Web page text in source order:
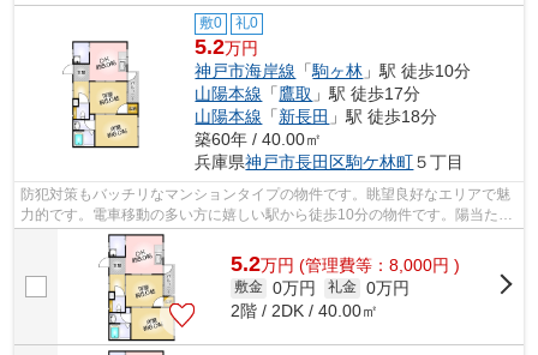
敷0 礼0
5.2万円
神戸市海岸線 「駒ヶ林 」駅 徒歩10分
山陽本線 「鷹取 」駅 徒歩17分
山陽本線 「新長田 」駅 徒歩18分
築60年 / 40.00㎡
兵庫県神戸市長田区駒ケ林町５丁目
防犯対策もバッチリなマンションタイプの物件です。眺望良好なエリアで魅
力的です。電車移動の多い方に嬉しい駅から徒歩10分の物件です。陽当たり
が良好なマンションは梅雨時期の湿気...
5.2万円 (管理費等：8,000円 )
敷金 0万円 礼金 0万円
2階 / 2DK / 40.00㎡